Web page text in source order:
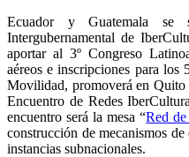
Ecuador y Guatemala se
Intergubernamental de
aportar al 3º Congreso
aéreos e inscripciones para los
Movilidad, promoverá en Quito
Encuentro de Redes
encuentro será la mesa “Red
construcción de mecanismos
instancias subnacionales.